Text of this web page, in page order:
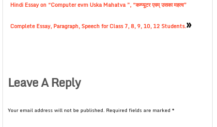
Hindi Essay on “Computer evm Uska Mahatva ”, “कम्प्यूटर एवम् उसका महत्व”
Complete Essay, Paragraph, Speech for Class 7, 8, 9, 10, 12 Students.»
Leave A Reply
Your email address will not be published. Required fields are marked *